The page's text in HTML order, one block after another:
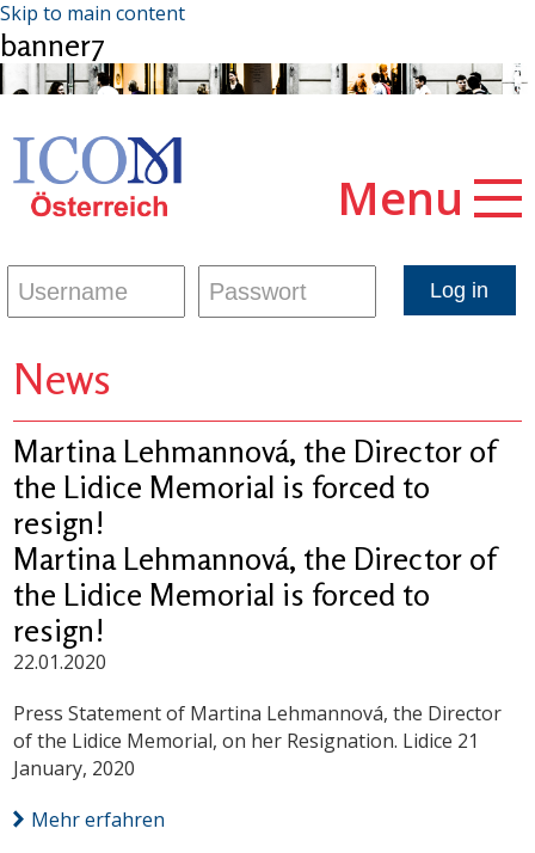
Skip to main content
banner7
Menu
News
Martina Lehmannová, the Director of
the Lidice Memorial is forced to
resign!
Martina Lehmannová, the Director of
the Lidice Memorial is forced to
resign!
22.01.2020
Press Statement of Martina Lehmannová, the Director
of the Lidice Memorial, on her Resignation. Lidice 21
January, 2020
Mehr erfahren